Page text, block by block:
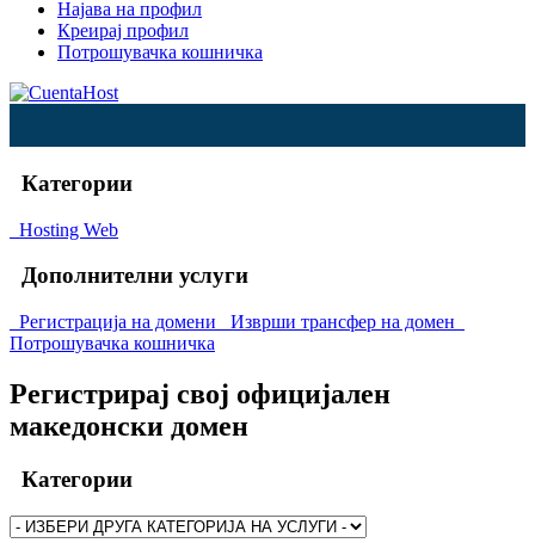
Најава на профил
Креирај профил
Потрошувачка кошничка
Категории
Hosting Web
Дополнителни услуги
Регистрација на домени
Изврши трансфер на домен
Потрошувачка кошничка
Регистрирај свој официјален
македонски домен
Категории